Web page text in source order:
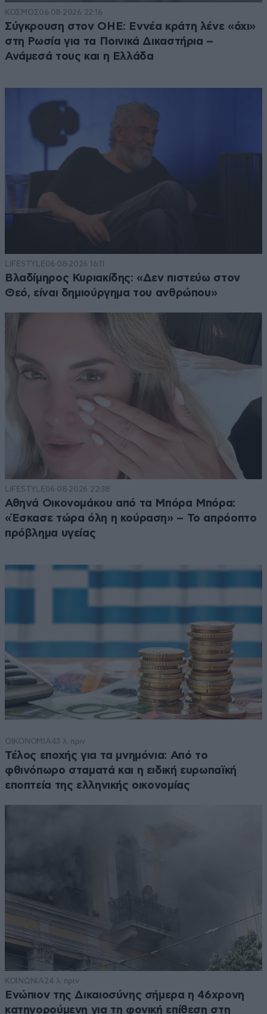
ΚΟΣΜΟΣ06·08·2026 22:16
Σύγκρουση στον ΟΗΕ: Εννέα κράτη λένε «όχι»
στη Ρωσία για τα Ποινικά Δικαστήρια –
Ανάμεσά τους και η Ελλάδα
LIFESTYLE06·08·2026 16:11
Βλαδίμηρος Κυριακίδης: «Δεν πιστεύω στον
Θεό, είναι δημιούργημα του ανθρώπου»
LIFESTYLE06·08·2026 22:38
Αθηνά Οικονομάκου από τα Μπόρα Μπόρα:
«Έσκασε τώρα όλη η κούραση» – Το απρόοπτο
πρόβλημα υγείας
ΟΙΚΟΝΟΜΙΑ43 λ. πριν
Τέλος εποχής για τα μνημόνια: Από το
φθινόπωρο σταματά και η ειδική ευρωπαϊκή
εποπτεία της ελληνικής οικονομίας
ΚΟΙΝΩΝΙΑ24 λ. πριν
Ενώπιον της Δικαιοσύνης σήμερα η 46χρονη
κατηγορούμενη για τη φονική επίθεση στη